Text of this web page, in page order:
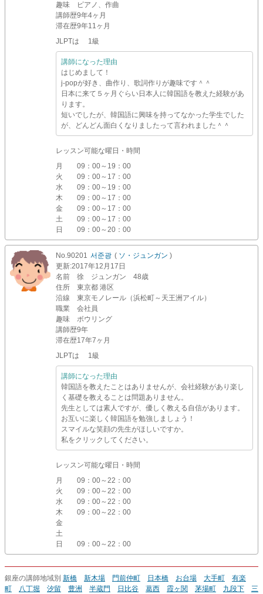
趣味
ピアノ、作曲
講師歴9年4ヶ月
滞在歴9年11ヶ月
JLPTは 1級
講師になった理由
はじめまして！
j-popが好き、曲作り、歌詞作りが趣味です＾＾
日本に来て５ヶ月ぐらい日本人に韓国語を教えた経験があ
ります。
短いでしたが、韓国語に興味を持ってなかった学生でした
が、どんどん面白くなりましたって言われました＾＾
レッスン可能な曜日・時間
月
09：00～19：00
火
09：00～17：00
水
09：00～19：00
木
09：00～17：00
金
09：00～17：00
土
09：00～17：00
日
09：00～20：00
No.90201 서준광 ( ソ・ジュンガン )
更新:2017年12月17日
名前
徐 ジュンガン 48歳
住所
東京都 港区
沿線
東京モノレール（浜松町～天王洲アイル）
職業
会社員
趣味
ボウリング
講師歴9年
滞在歴17年7ヶ月
JLPTは 1級
講師になった理由
韓国語を教えたことはありませんが、会社経験があり楽し
く基礎を教えることは問題ありません。
先生としては素人ですが、優しく教える自信があります。
お互いに楽しく韓国語を勉強しましょう！
スマイルな笑顔の先生がほしいですか。
私をクリックしてください。
レッスン可能な曜日・時間
月
09：00～22：00
火
09：00～22：00
水
09：00～22：00
木
09：00～22：00
金
土
日
09：00～22：00
銀座の講師地域別 新橋 新木場 門前仲町 日本橋 お台場 大手町
有楽
町
八丁堀 汐留 豊洲 半蔵門 日比谷 葛西 霞ヶ関 茅場町 九段下
三